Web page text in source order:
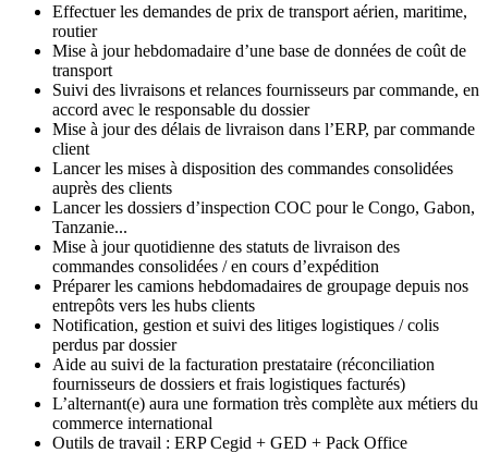
Effectuer les demandes de prix de transport aérien, maritime,
routier
Mise à jour hebdomadaire d’une base de données de coût de
transport
Suivi des livraisons et relances fournisseurs par commande, en
accord avec le responsable du dossier
Mise à jour des délais de livraison dans l’ERP, par commande
client
Lancer les mises à disposition des commandes consolidées
auprès des clients
Lancer les dossiers d’inspection COC pour le Congo, Gabon,
Tanzanie...
Mise à jour quotidienne des statuts de livraison des
commandes consolidées / en cours d’expédition
Préparer les camions hebdomadaires de groupage depuis nos
entrepôts vers les hubs clients
Notification, gestion et suivi des litiges logistiques / colis
perdus par dossier
Aide au suivi de la facturation prestataire (réconciliation
fournisseurs de dossiers et frais logistiques facturés)
L’alternant(e) aura une formation très complète aux métiers du
commerce international
Outils de travail : ERP Cegid + GED + Pack Office